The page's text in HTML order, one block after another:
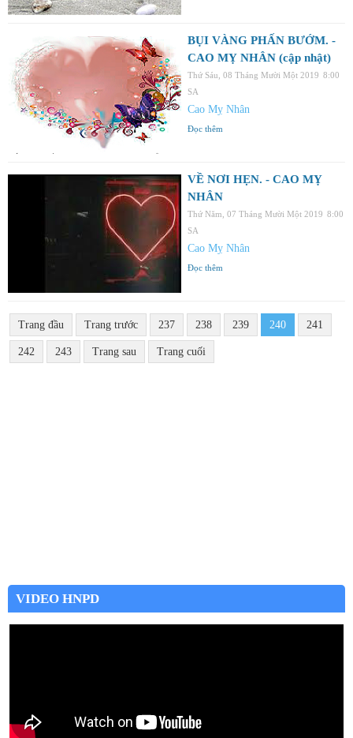
BỤI VÀNG PHẤN BƯỚM. -
CAO MỴ NHÂN (cập nhật)
Thứ Sáu, 08 Tháng Mười Một 2019 8:00
SA
Cao Mỵ Nhân
Đọc thêm
VỀ NƠI HẸN. - CAO MỴ
NHÂN
Thứ Năm, 07 Tháng Mười Một 2019 8:00
SA
Cao Mỵ Nhân
Đọc thêm
Trang đầu Trang trước 237 238 239 240 241
242 243 Trang sau Trang cuối
VIDEO HNPD